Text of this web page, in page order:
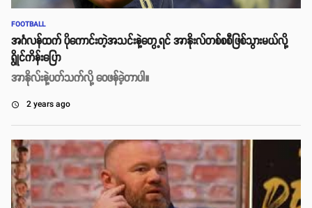
FOOTBALL
အင်္ဂလန်ထက် ပိုကောင်းတဲ့အသင်းနဲ့တွေ့ရင် အာနိုးလ်တစ်စစီဖြစ်သွားမယ်လို့
ရွိုင်ကိန်းပြော
အာနိုလ်းနဲ့ပတ်သက်လို့ ဝေဖန်ခဲ့တာပါ။
access_time 2 years ago